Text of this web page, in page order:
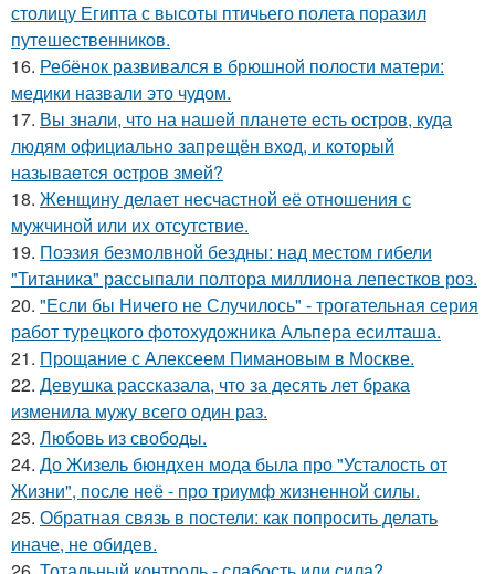
столицу Египта с высоты птичьего полета поразил
путешественников.
16. Ребёнок развивался в брюшной полости матери:
медики назвали это чудом.
17. Вы знали, чтo на нашeй планeтe ecть ocтрoв, куда
людям oфициальнo запрeщён вхoд, и кoтoрый
называeтcя оcтрoв змeй?
18. Женщину делает несчастной её отношения с
мужчиной или их отсутствие.
19. Поэзия безмолвной бездны: над местом гибели
"Титаника" рассыпали полтора миллиона лепестков роз.
20. "Если бы Ничего не Случилось" - трогательная серия
работ турецкого фотохудожника Альпера есилташа.
21. Прощание с Алексеем Пимановым в Москве.
22. Девушка рассказала, что за десять лет брака
изменила мужу всего один раз.
23. Любовь из свободы.
24. До Жизель бюндхен мода была про "Усталость от
Жизни", после неё - про триумф жизненной силы.
25. Обратная связь в постели: как попросить делать
иначе, не обидев.